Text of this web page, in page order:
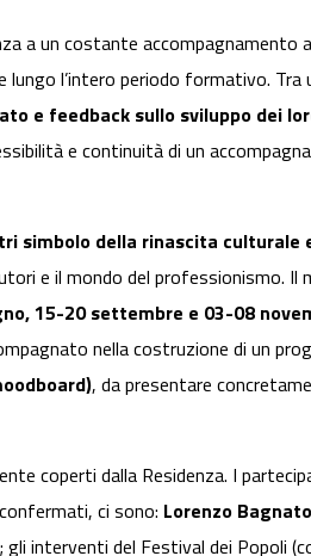
a un costante accompagnamento
lungo l’intero periodo formativo. Tra
e feedback sullo sviluppo dei
e continuità di un
simbolo della rinascita culturale
e il mondo del professionismo.
15-20 settembre e 03-08
nella costruzione di un
, da presentare
coperti dalla Residenza. I
ci sono: Lorenzo
interventi del Festival dei Popoli